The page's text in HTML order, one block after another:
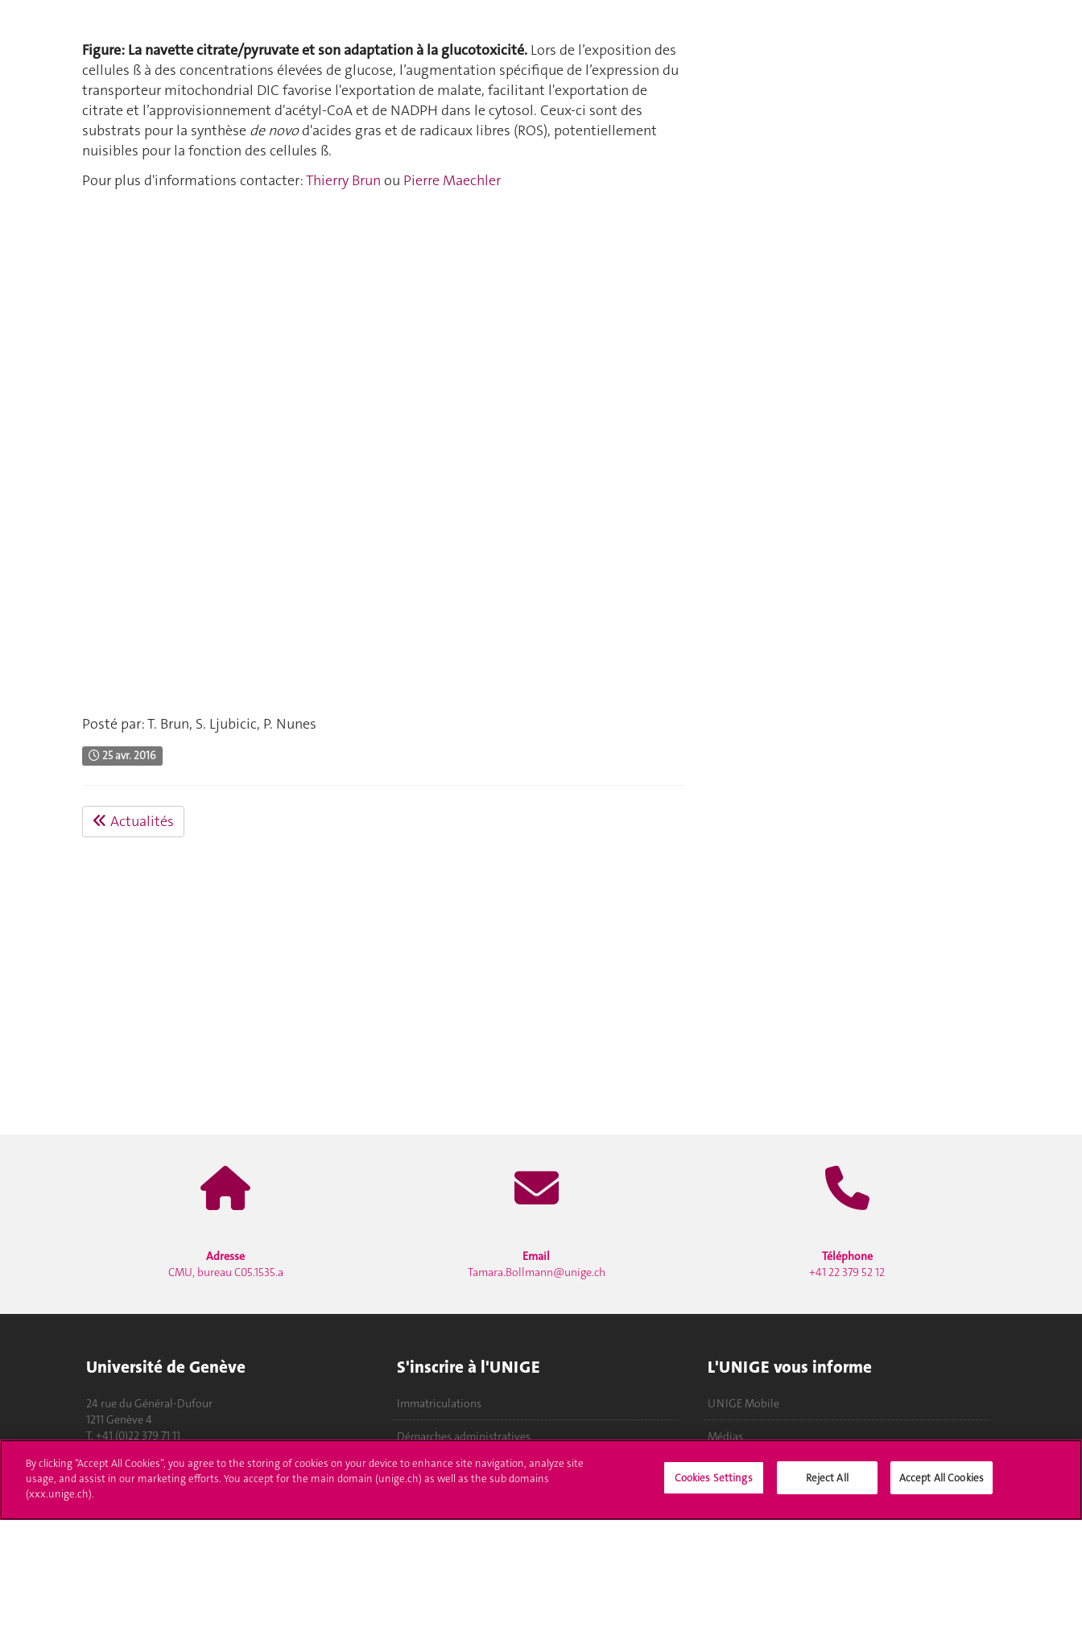
Figure: La navette citrate/pyruvate et son adaptation à la glucotoxicité. Lors de l’exposition des
cellules ß à des concentrations élevées de glucose, l’augmentation spécifique de l’expression du
transporteur mitochondrial DIC favorise l'exportation de malate, facilitant l'exportation de
citrate et l’approvisionnement d'acétyl-CoA et de NADPH dans le cytosol. Ceux-ci sont des
substrats pour la synthèse de novod'acides gras et de radicaux libres (ROS), potentiellement
nuisibles pour la fonction des cellules ß.
Pour plus d'informations contacter:Thierry Brun ou Pierre Maechler
Posté par: T. Brun, S. Ljubicic, P. Nunes
25 avr. 2016
Actualités
Adresse
CMU, bureau C05.1535.a
Email
Tamara.Bollmann@unige.ch
Téléphone
+41 22 379 52 12
Université de Genève
24 rue du Général-Dufour
1211 Genève 4
T. +41 (0)22 379 71 11
Contact
Plans d'accès aux bâtiments
S'inscrire à l'UNIGE
Immatriculations
Démarches administratives
Poser une question
L'UNIGE vous informe
UNIGE Mobile
Médias
Offres d'emploi
By clicking “Accept All Cookies”, you agree to the storing of cookies on your device to enhance site navigation, analyze site
usage, and assist in our marketing efforts. You accept for the main domain (unige.ch) as well as the sub domains
(xxx.unige.ch).
Cookies Settings Reject All Accept All Cookies